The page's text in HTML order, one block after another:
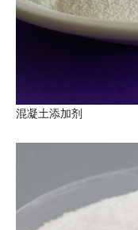
混凝土添加剂